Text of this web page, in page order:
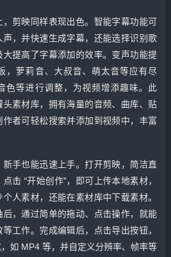
剪映同样表现出色。智能字幕功能可
声，并快速生成字幕，还能选择识别歌
提高了字幕添加的效率。变声功能提
，萝莉音、大叔音、萌太音等应有尽
色等进行调整，为视频增添趣味。此
素材库，拥有海量的音频、曲库、贴
者可轻松搜索并添加到视频中，丰富
手也能迅速上手。打开剪映，简洁直
击 “开始创作”，即可上传本地素材，
人素材，还能在素材库中下载素材。
，通过简单的拖动、点击操作，就能
工作。完成编辑后，点击导出按钮，
如 MP4 等，并自定义分辨率、帧率等